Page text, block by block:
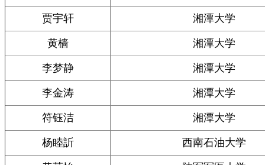
贾宇轩 湘潭大学
黄樯 湘潭大学
李梦静 湘潭大学
李金涛 湘潭大学
符钰洁 湘潭大学
杨睦訢 西南石油大学